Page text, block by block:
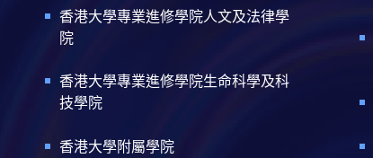
香港大學專業進修學院人文及法律學
院
香港大學專業進修學院生命科學及科
技學院
香港大學附屬學院